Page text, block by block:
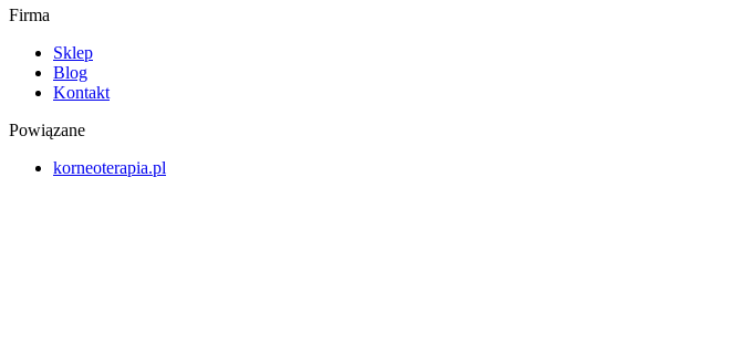
Firma
Sklep
Blog
Kontakt
Powiązane
korneoterapia.pl